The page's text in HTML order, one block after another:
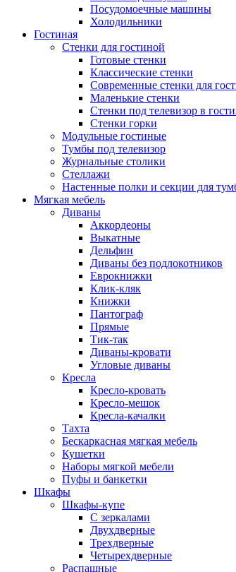
Посудомоечные машины
Холодильники
Гостиная
Стенки для гостиной
Готовые стенки
Классические стенки
Современные стенки для
Маленькие стенки
Стенки под телевизор в
Стенки горки
Модульные гостиные
Тумбы под телевизор
Журнальные столики
Стеллажи
Настенные полки и секции для
Мягкая мебель
Диваны
Аккордеоны
Выкатные
Дельфин
Диваны без подлокотников
Еврокнижки
Клик-кляк
Книжки
Пантограф
Прямые
Тик-так
Диваны-кровати
Угловые диваны
Кресла
Кресло-кровать
Кресло-мешок
Кресла-качалки
Тахта
Бескаркасная мягкая мебель
Кушетки
Наборы мягкой мебели
Пуфы и банкетки
Шкафы
Шкафы-купе
С зеркалами
Двухдверные
Трехдверные
Четырехдверные
Распашные